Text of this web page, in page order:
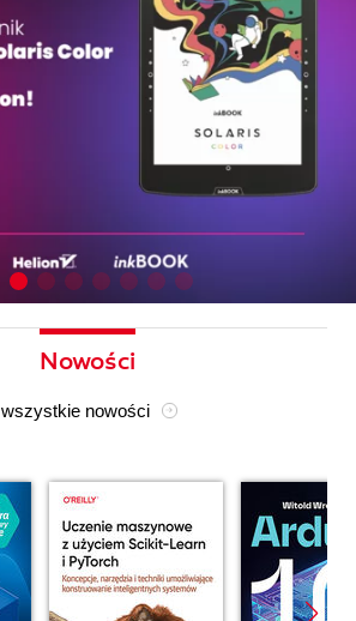
Nowości
wszystkie nowości